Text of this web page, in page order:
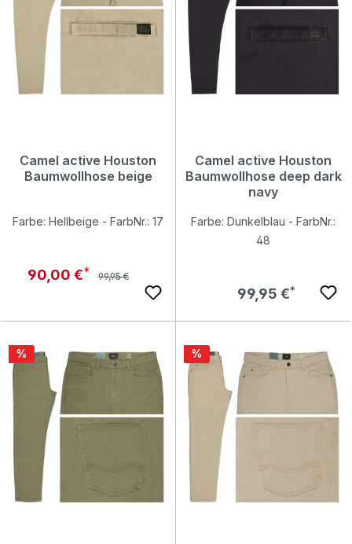
Camel active Houston
Baumwollhose beige
Farbe: Hellbeige - FarbNr.: 17
Verkaufspreis:
90,00 € Regulärer Preis:
99,95 €
Camel active Houston
Baumwollhose deep dark
navy
Farbe: Dunkelblau - FarbNr.:
48
Regulärer Preis:
99,95 €
Rabatt
% Rabatt
%